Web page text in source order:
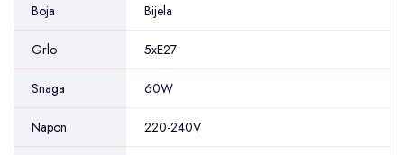
Boja Bijela
Grlo 5xE27
Snaga 60W
Napon 220-240V